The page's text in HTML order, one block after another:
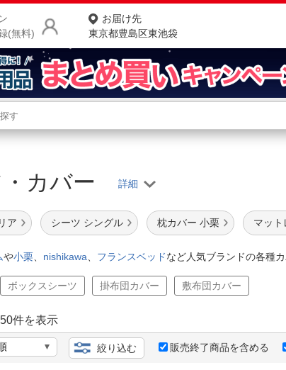
(無料)
お届け先
東京都豊島区東池袋
カテゴリ一覧からさがす
お客様サポート
ご利用ガイド
ご利用規約
・カバー
ア シーツ シングル 枕カバー 小栗 マット
や小栗 nishikawa フランスベッドなど人気ブランドの各種
ボックスシーツ 掛布団カバー 敷布団カバー
50件を表示
絞り込む 販売終了商品を含める